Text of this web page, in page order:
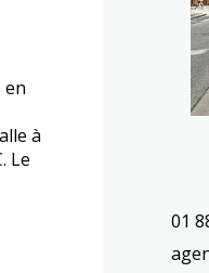
en
à
Le
01